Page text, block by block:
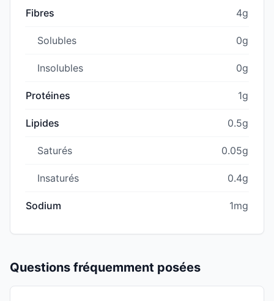
Fibres 4g
Solubles 0g
Insolubles 0g
Protéines 1g
Lipides 0.5g
Saturés 0.05g
Insaturés 0.4g
Sodium 1mg
Questions fréquemment posées